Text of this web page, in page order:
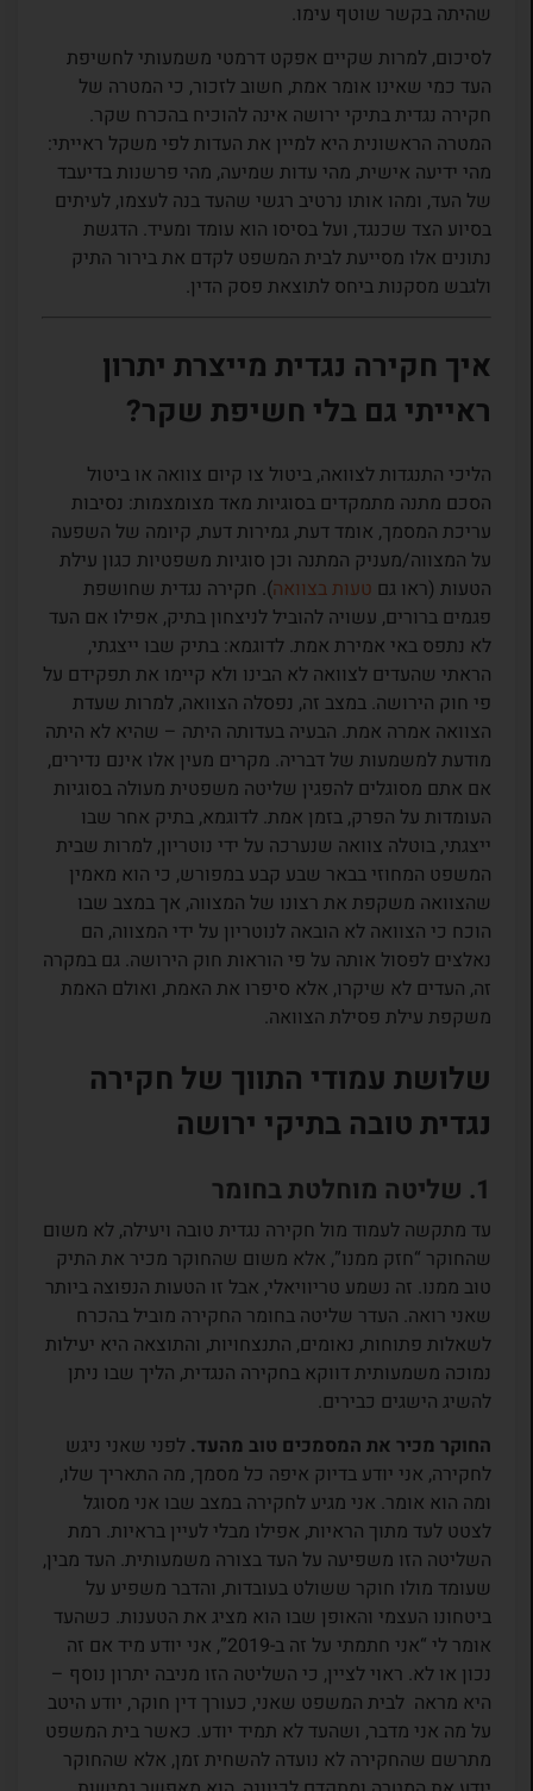
שהיתה בקשר שוטף עימו.
לסיכום, למרות שקיים אפקט דרמטי משמעותי לחשיפת
העד כמי שאינו אומר אמת, חשוב לזכור, כי המטרה של
חקירה נגדית בתיקי ירושה אינה להוכיח בהכרח שקר.
המטרה הראשונית היא למיין את העדות לפי משקל ראייתי:
מהי ידיעה אישית, מהי עדות שמיעה, מהי פרשנות בדיעבד
של העד, ומהו אותו נרטיב רגשי שהעד בנה לעצמו, לעיתים
בסיוע הצד שכנגד, ועל בסיסו הוא עומד ומעיד. הדגשת
נתונים אלו מסייעת לבית המשפט לקדם את בירור התיק
ולגבש מסקנות ביחס לתוצאת פסק הדין.
איך חקירה נגדית מייצרת יתרון
ראייתי גם בלי חשיפת שקר?
הליכי התנגדות לצוואה, ביטול צו קיום צוואה או ביטול
הסכם מתנה מתמקדים בסוגיות מאד מצומצמות: נסיבות
עריכת המסמך, אומד דעת, גמירות דעת, קיומה של השפעה
על המצווה/מעניק המתנה וכן סוגיות משפטיות כגון עילת
הטעות (ראו גם טעות בצוואה). חקירה נגדית שחושפת
פגמים ברורים, עשויה להוביל לניצחון בתיק, אפילו אם העד
לא נתפס באי אמירת אמת. לדוגמא: בתיק שבו ייצגתי,
הראתי שהעדים לצוואה לא הבינו ולא קיימו את תפקידם על
פי חוק הירושה. במצב זה, נפסלה הצוואה, למרות שעדת
הצוואה אמרה אמת. הבעיה בעדותה היתה – שהיא לא היתה
מודעת למשמעות של דבריה. מקרים מעין אלו אינם נדירים,
אם אתם מסוגלים להפגין שליטה משפטית מעולה בסוגיות
העומדות על הפרק, בזמן אמת. לדוגמא, בתיק אחר שבו
ייצגתי, בוטלה צוואה שנערכה על ידי נוטריון, למרות שבית
המשפט המחוזי בבאר שבע קבע במפורש, כי הוא מאמין
שהצוואה משקפת את רצונו של המצווה, אך במצב שבו
הוכח כי הצוואה לא הובאה לנוטריון על ידי המצווה, הם
נאלצים לפסול אותה על פי הוראות חוק הירושה. גם במקרה
זה, העדים לא שיקרו, אלא סיפרו את האמת, ואולם האמת
משקפת עילת פסילת הצוואה.
שלושת עמודי התווך של חקירה
נגדית טובה בתיקי ירושה
1. שליטה מוחלטת בחומר
עד מתקשה לעמוד מול חקירה נגדית טובה ויעילה, לא משום
שהחוקר “חזק ממנו”, אלא משום שהחוקר מכיר את התיק
טוב ממנו. זה נשמע טריוויאלי, אבל זו הטעות הנפוצה ביותר
שאני רואה. העדר שליטה בחומר החקירה מוביל בהכרח
לשאלות פתוחות, נאומים, התנצחויות, והתוצאה היא יעילות
נמוכה משמעותית דווקא בחקירה הנגדית, הליך שבו ניתן
להשיג הישגים כבירים.
החוקר מכיר את המסמכים טוב מהעד.לפני שאני ניגש
לחקירה, אני יודע בדיוק איפה כל מסמך, מה התאריך שלו,
ומה הוא אומר. אני מגיע לחקירה במצב שבו אני מסוגל
לצטט לעד מתוך הראיות, אפילו מבלי לעיין בראיות. רמת
השליטה הזו משפיעה על העד בצורה משמעותית. העד מבין,
שעומד מולו חוקר ששולט בעובדות, והדבר משפיע על
ביטחונו העצמי והאופן שבו הוא מציג את הטענות. כשהעד
אומר לי “אני חתמתי על זה ב-2019”, אני יודע מיד אם זה
נכון או לא. ראוי לציין, כי השליטה הזו מניבה יתרון נוסף –
היא מראה לבית המשפט שאני, כעורך דין חוקר, יודע היטב
על מה אני מדבר, ושהעד לא תמיד יודע. כאשר בית המשפט
מתרשם שהחקירה לא נועדה להשחית זמן, אלא שהחוקר